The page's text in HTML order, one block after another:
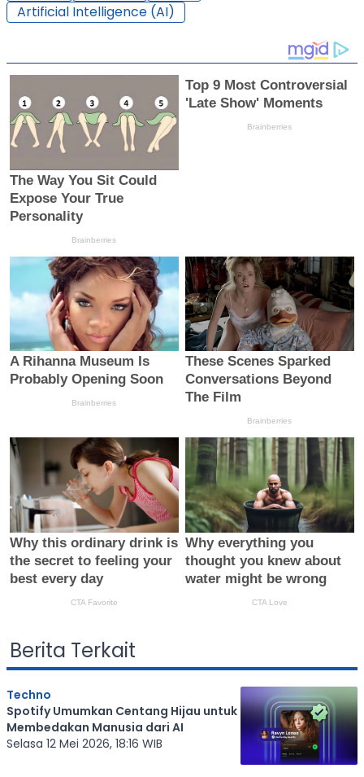
Artificial Intelligence (AI)
Berita Terkait
Techno
Spotify Umumkan Centang Hijau untuk
Membedakan Manusia dari AI
Selasa 12 Mei 2026, 18:16 WIB